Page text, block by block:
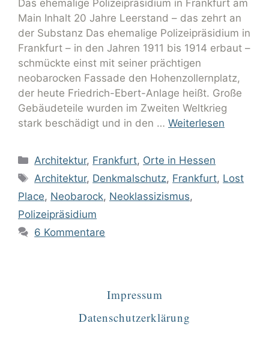
Das ehemalige Polizeipräsidium in Frankfurt am
Main Inhalt 20 Jahre Leerstand – das zehrt an
der Substanz Das ehemalige Polizeipräsidium in
Frankfurt – in den Jahren 1911 bis 1914 erbaut –
schmückte einst mit seiner prächtigen
neobarocken Fassade den Hohenzollernplatz,
der heute Friedrich-Ebert-Anlage heißt. Große
Gebäudeteile wurden im Zweiten Weltkrieg
stark beschädigt und in den … Weiterlesen
Architektur, Frankfurt, Orte in Hessen
Architektur, Denkmalschutz, Frankfurt, Lost
Place, Neobarock, Neoklassizismus,
Polizeipräsidium
6 Kommentare
Impressum
Datenschutzerklärung